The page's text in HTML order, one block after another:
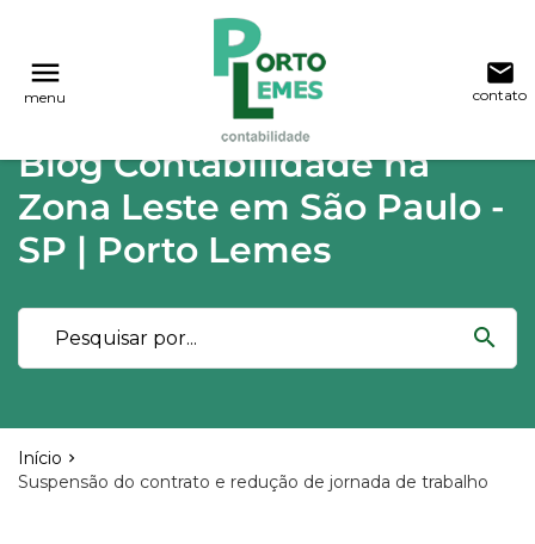
menu
menu
email
contato
Blog Contabilidade na
Zona Leste em São Paulo -
SP | Porto Lemes
search
Início
Suspensão do contrato e redução de jornada de trabalho
NAVEGAÇÃO
Voltar ao site
Blog
Contabilidade
Notícias
FALE CONOSCO
(11) 2015-4955
location_on
Rua Lutécia,682 Vila Carrão - São Paulo
03423-000